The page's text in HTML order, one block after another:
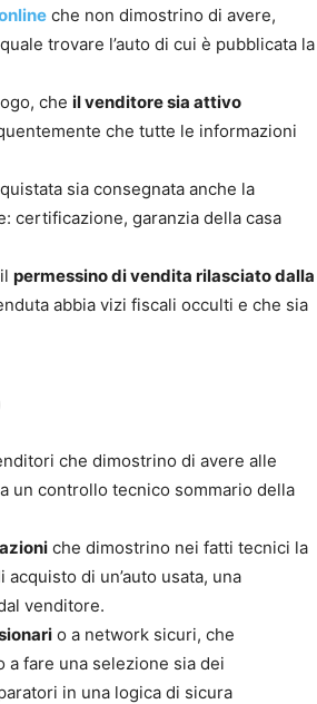
che non dimostrino di avere,
trovare l’auto di cui è pubblicata la
che il venditore sia attivo
che tutte le informazioni
sia consegnata anche la
certificazione, garanzia della casa
permessino di vendita rilasciato dalla
abbia vizi fiscali occulti e che sia
che dimostrino di avere alle
un controllo tecnico sommario della
che dimostrino nei fatti tecnici la
di un’auto usata, una
venditore.
o a network sicuri, che
a fare una selezione sia dei
in una logica di sicura